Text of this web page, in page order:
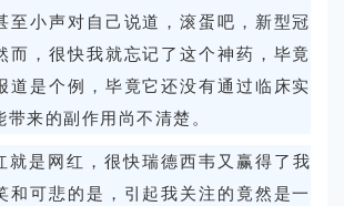
至小声对自己说道，滚蛋吧，新型冠
而，很快我就忘记了这个神药，毕竟
道是个例，毕竟它还没有通过临床实
来的副作用尚不清楚。
就是网红，很快瑞德西韦又赢得了我
和可悲的是，引起我关注的竟然是一